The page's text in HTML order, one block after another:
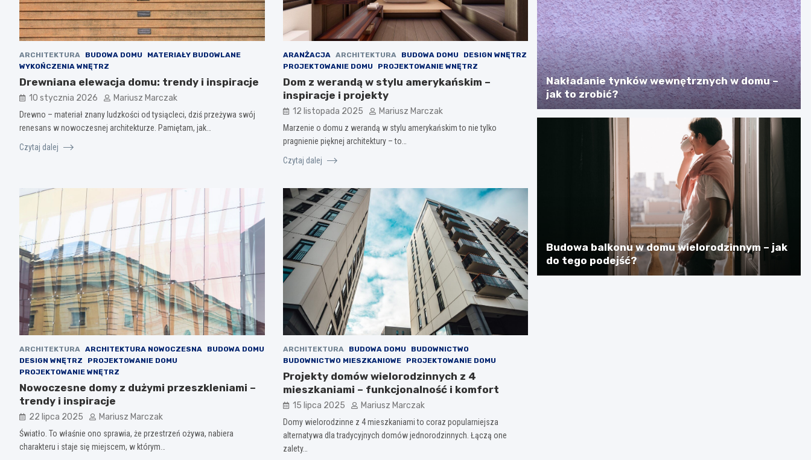
ARCHITEKTURA BUDOWA DOMU
MATERIAŁY BUDOWLANE
WYKOŃCZENIA WNĘTRZ
Drewniana elewacja domu: trendy i inspiracje
10 stycznia 2026 Mariusz Marczak
Drewno – materiał znany ludzkości od tysiącleci, dziś przeżywa swój
renesans w nowoczesnej architekturze. Pamiętam, jak…
Czytaj dalej
ARANŻACJA ARCHITEKTURA BUDOWA DOMU
DESIGN WNĘTRZ
PROJEKTOWANIE DOMU
PROJEKTOWANIE WNĘTRZ
Dom z werandą w stylu amerykańskim –
inspiracje i projekty
12 listopada 2025 Mariusz Marczak
Marzenie o domu z werandą w stylu amerykańskim to nie tylko
pragnienie pięknej architektury – to…
Czytaj dalej
ARCHITEKTURA ARCHITEKTURA NOWOCZESNA
BUDOWA DOMU
DESIGN WNĘTRZ
PROJEKTOWANIE DOMU
PROJEKTOWANIE WNĘTRZ
Nowoczesne domy z dużymi przeszkleniami –
trendy i inspiracje
22 lipca 2025 Mariusz Marczak
Światło. To właśnie ono sprawia, że przestrzeń ożywa, nabiera
charakteru i staje się miejscem, w którym…
ARCHITEKTURA BUDOWA DOMU
BUDOWNICTWO
BUDOWNICTWO MIESZKANIOWE
PROJEKTOWANIE DOMU
Projekty domów wielorodzinnych z 4
mieszkaniami – funkcjonalność i komfort
15 lipca 2025 Mariusz Marczak
Domy wielorodzinne z 4 mieszkaniami to coraz popularniejsza
alternatywa dla tradycyjnych domów jednorodzinnych. Łączą one
zalety…
Nakładanie tynków wewnętrznych w domu –
jak to zrobić?
Budowa balkonu w domu wielorodzinnym – jak
do tego podejść?